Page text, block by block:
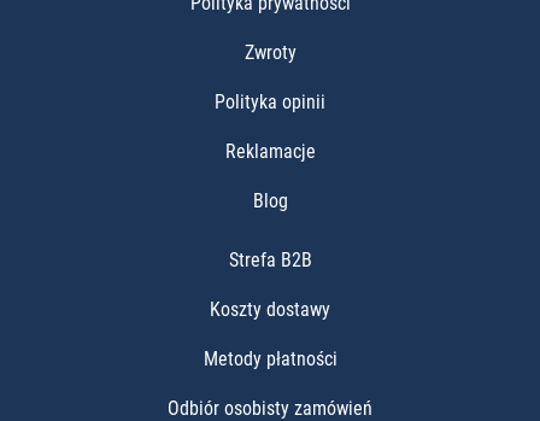
Zwroty
Polityka opinii
Reklamacje
Blog
Strefa B2B
Koszty dostawy
Metody płatności
Odbiór osobisty zamówień